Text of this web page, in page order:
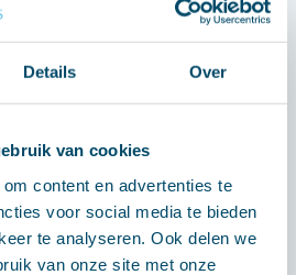
Details Over
van cookies
content en advertenties te
voor social media te bieden
te analyseren. Ook delen we
van onze site met onze
netwerk en
wij betrouwbare en
die perfect
behoeften.